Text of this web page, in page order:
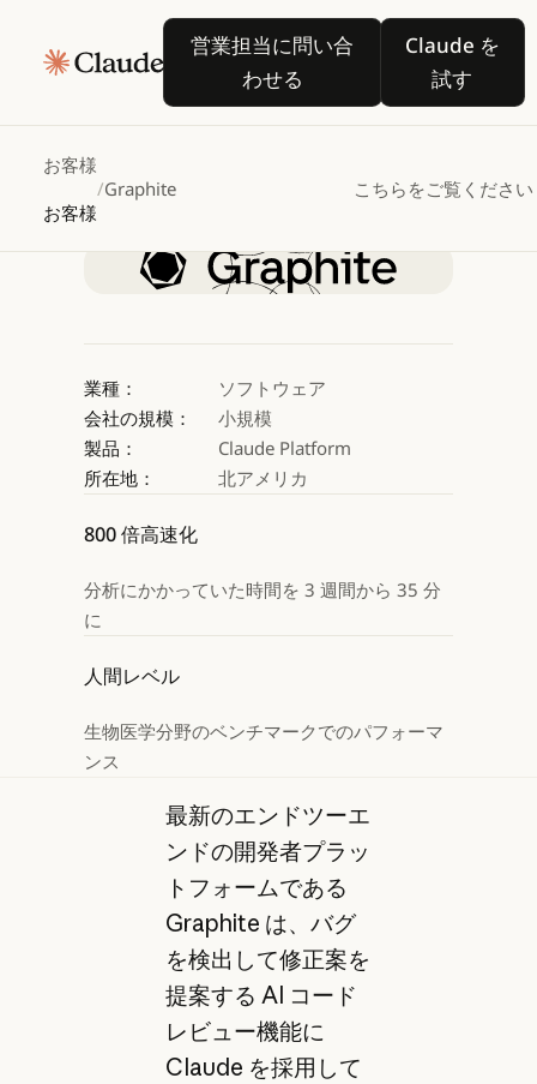
営業担当に問い合
わせる
営業担当に問い合わせる
Claude を
試す
Claude
お客様
お客様
/Graphite こちらをご覧ください
GraphiteはClaude
を活用してコードレビ
40倍高速化
Claude を試す
Claude を試す
業種：
ソフトウェア
会社の規模：
小規模
製品：
Claude Platform
所在地：
北アメリカ
800 倍高速化
分析にかかっていた時間を 3 週間から 35 分
に
人間レベル
生物医学分野のベンチマークでのパフォーマ
ンス
最新のエンドツーエ
ンドの開発者プラッ
トフォームである
Graphite は、バグ
を検出して修正案を
提案する AI コード
レビュー機能に
Claude を採用して